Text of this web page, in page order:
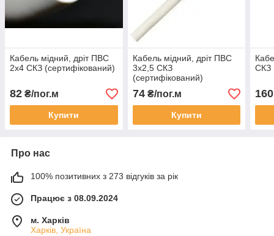
Кабель мідний, дріт ПВС
2х4 СКЗ (сертифікований)
82 ₴/пог.м
Купити
Кабель мідний, дріт ПВС
3х2,5 СКЗ
(сертифікований)
74₴/пог.м
Купити
СКЗ
160
Про нас
100% позитивних з 273 відгуків за рік
Працює з 08.09.2024
м. Харків
Харків, Україна